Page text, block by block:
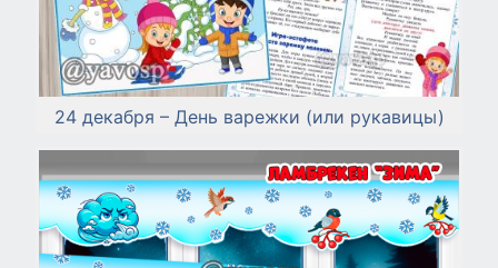
24 декабря – День варежки (или рукавицы)